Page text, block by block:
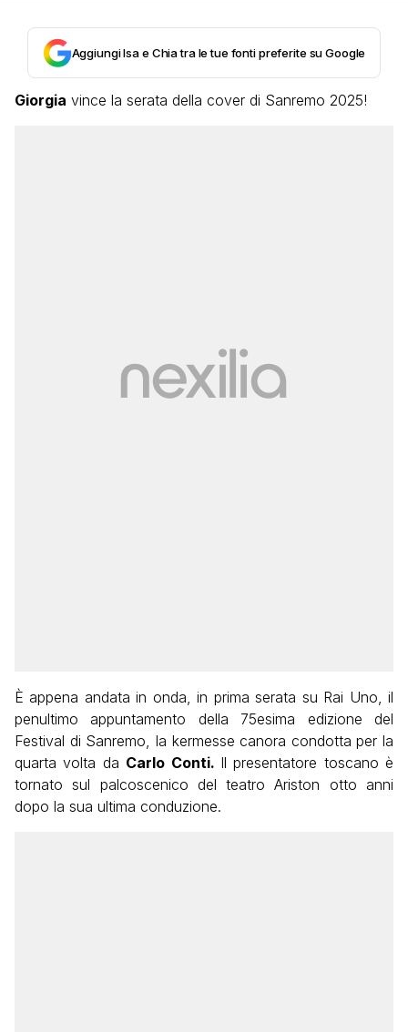
Aggiungi Isa e Chia tra le tue fonti preferite su Google
Giorgia vince la serata della cover di Sanremo 2025!
È appena andata in onda, in prima serata su Rai Uno, il
penultimo appuntamento della 75esima edizione del
Festival di Sanremo, la kermesse canora condotta per la
quarta volta da Carlo Conti. Il presentatore toscano è
tornato sul palcoscenico del teatro Ariston otto anni
dopo la sua ultima conduzione.